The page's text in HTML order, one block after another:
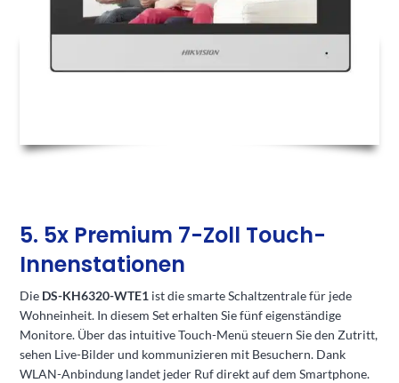
5. 5x Premium 7-Zoll Touch-
Innenstationen
Die DS-KH6320-WTE1 ist die smarte Schaltzentrale für jede
Wohneinheit. In diesem Set erhalten Sie fünf eigenständige
Monitore. Über das intuitive Touch-Menü steuern Sie den Zutritt,
sehen Live-Bilder und kommunizieren mit Besuchern. Dank
WLAN-Anbindung landet jeder Ruf direkt auf dem Smartphone.